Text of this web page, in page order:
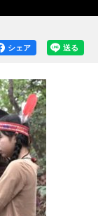
送る
シェア